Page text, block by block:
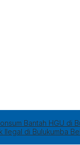
Bantah HGU di
Ilegal di Bulukumba